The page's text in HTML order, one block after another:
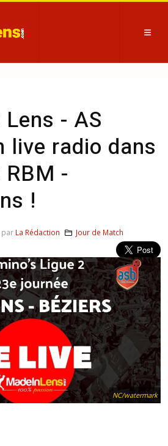
- AS
live radio dans
-
!
NC/watermark
par La Rédaction Jour de Match